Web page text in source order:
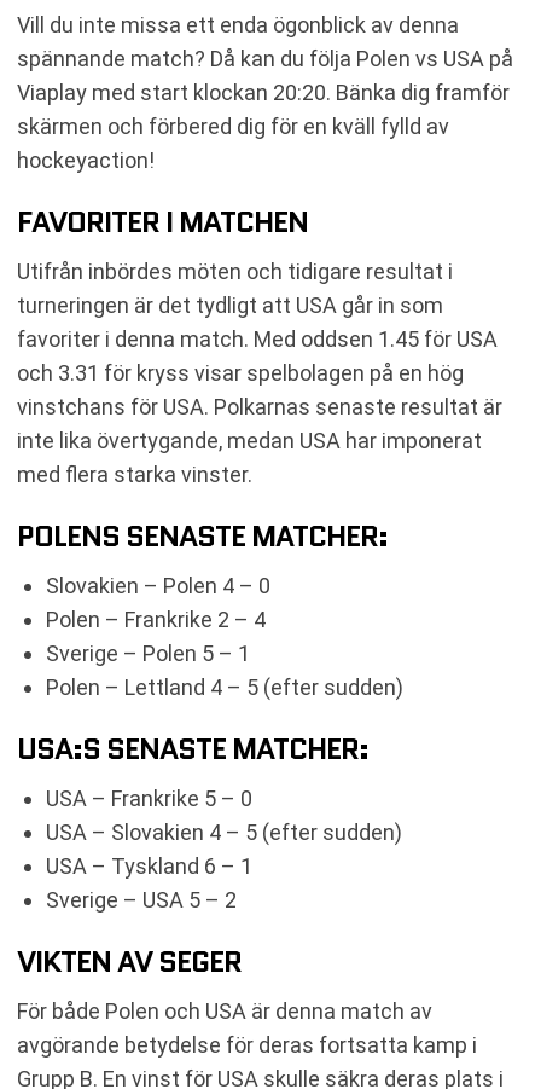
Vill du inte missa ett enda ögonblick av denna
spännande match? Då kan du följa Polen vs USA på
Viaplay med start klockan 20:20. Bänka dig framför
skärmen och förbered dig för en kväll fylld av
hockeyaction!
FAVORITER I MATCHEN
Utifrån inbördes möten och tidigare resultat i
turneringen är det tydligt att USA går in som
favoriter i denna match. Med oddsen 1.45 för USA
och 3.31 för kryss visar spelbolagen på en hög
vinstchans för USA. Polkarnas senaste resultat är
inte lika övertygande, medan USA har imponerat
med flera starka vinster.
POLENS SENASTE MATCHER:
Slovakien – Polen 4 – 0
Polen – Frankrike 2 – 4
Sverige – Polen 5 – 1
Polen – Lettland 4 – 5 (efter sudden)
USA:S SENASTE MATCHER:
USA – Frankrike 5 – 0
USA – Slovakien 4 – 5 (efter sudden)
USA – Tyskland 6 – 1
Sverige – USA 5 – 2
VIKTEN AV SEGER
För både Polen och USA är denna match av
avgörande betydelse för deras fortsatta kamp i
Grupp B. En vinst för USA skulle säkra deras plats i